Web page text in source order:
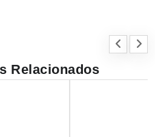
Relacionados